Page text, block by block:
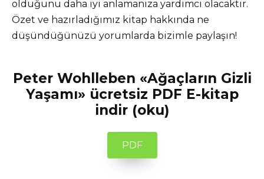
olduğunu daha iyi anlamanıza yardımcı olacaktır.
Özet ve hazırladığımız kitap hakkında ne
düşündüğünüzü yorumlarda bizimle paylaşın!
Peter Wohlleben «Ağaçların Gizli
Yaşamı» ücretsiz PDF E-kitap
indir (oku)
PDF